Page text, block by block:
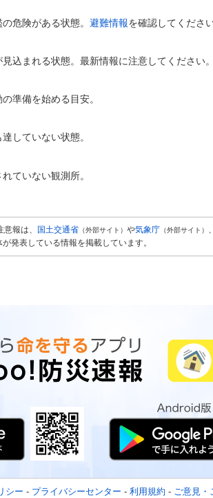
危険がある状態。 避難情報を確認してください
込まれる状態。最新情報に注意してください。
準備を始める目安。
していない状態。
ていない観測所。
報は、 国土交通省 （外部サイト） や気象庁 （外部サイト） 、
が発表している情報を掲載しています。
シー - プライバシーセンター - 利用規約 - ご意見・